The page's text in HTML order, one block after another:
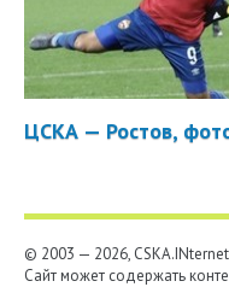
ЦСКА — Ростов,
© 2003 — 2026,
Сайт может содержать